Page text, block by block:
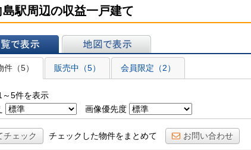
島駅周辺の収益一戸建て
示
地図で表示
件（5）
販売中（5） 会員限定（2）
～5件を表示
画像優先度
チェック チェックした物件をまとめて お問い合わせ